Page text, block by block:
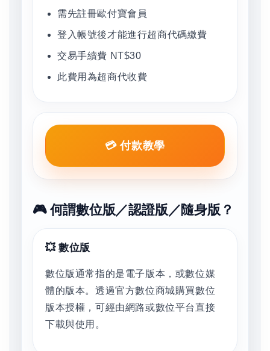
需先註冊歐付寶會員
登入帳號後才能進行超商代碼繳費
交易手續費 NT$30
此費用為超商代收費
💳 付款教學
🎮 何謂數位版／認證版／隨身版？
💥 數位版
數位版通常指的是電子版本，或數位媒
體的版本。透過官方數位商城購買數位
版本授權，可經由網路或數位平台直接
下載與使用。